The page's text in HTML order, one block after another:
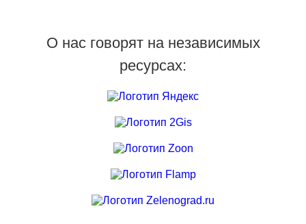
О нас говорят на независимых
ресурсах: